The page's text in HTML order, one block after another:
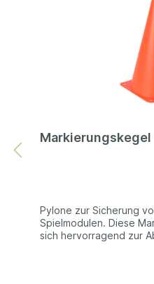
Markierungskegel
Pylone zur Sicherung
Spielmodulen. Diese
sich hervorragend zur